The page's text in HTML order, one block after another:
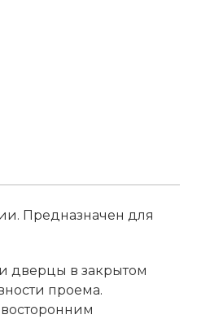
Предназначен для
дверцы в закрытом
проема.